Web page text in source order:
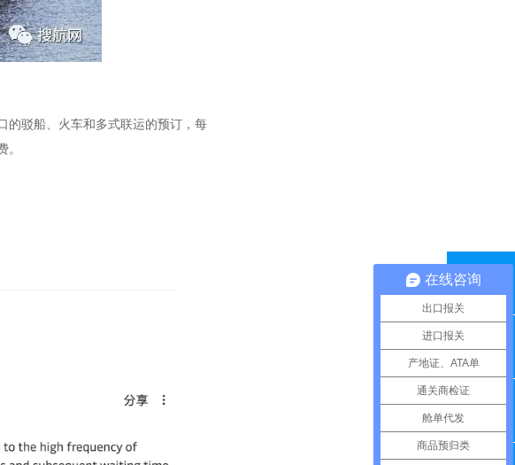
的驳船、火车和多式联运的预订，每
。
QQ咨询
联系电话
在线留言
在线咨询
出口报关
进口报关
产地证、ATA单
通关商检证
舱单代发
商品预归类